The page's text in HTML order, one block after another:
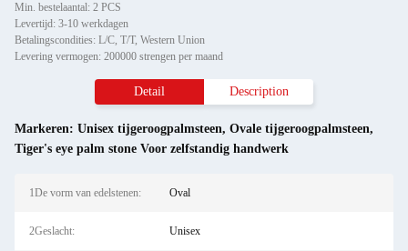
Min. bestelaantal: 2 PCS
Levertijd: 3-10 werkdagen
Betalingscondities: L/C, T/T, Western Union
Levering vermogen: 200000 strengen per maand
Detail Description
Markeren: Unisex tijgeroogpalmsteen, Ovale tijgeroogpalmsteen,
Tiger's eye palm stone Voor zelfstandig handwerk
1De vorm van edelstenen: Oval
2Geslacht: Unisex